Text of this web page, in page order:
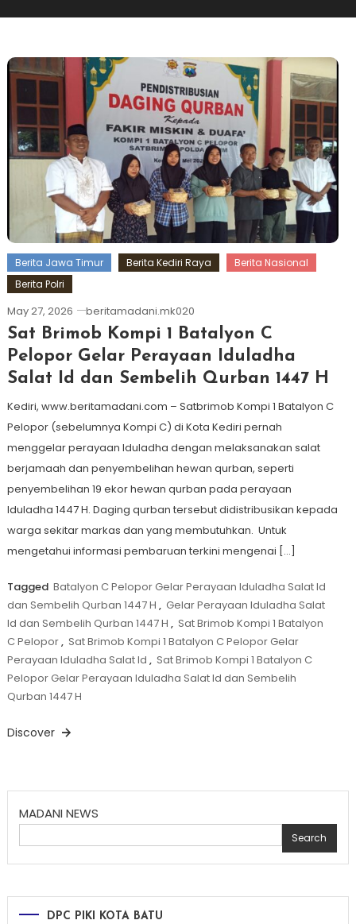
Berita Jawa Timur Berita Kediri Raya
Berita Nasional
Berita Polri
May 27, 2026 beritamadani.mk020
Sat Brimob Kompi 1 Batalyon C
Pelopor Gelar Perayaan Iduladha
Salat Id dan Sembelih Qurban 1447 H
Kediri, www.beritamadani.com – Satbrimob Kompi 1 Batalyon C
Pelopor (sebelumnya Kompi C) di Kota Kediri pernah
menggelar perayaan Iduladha dengan melaksanakan salat
berjamaah dan penyembelihan hewan qurban, seperti
penyembelihan 19 ekor hewan qurban pada perayaan
Iduladha 1447 H. Daging qurban tersebut didistribusikan kepada
warga sekitar markas dan yang membutuhkan. Untuk
mengetahui informasi pembaruan terkini mengenai […]
Tagged Batalyon C Pelopor Gelar Perayaan Iduladha Salat Id
dan Sembelih Qurban 1447 H , Gelar Perayaan Iduladha Salat
Id dan Sembelih Qurban 1447 H , Sat Brimob Kompi 1 Batalyon
C Pelopor, Sat Brimob Kompi 1 Batalyon C Pelopor Gelar
Perayaan Iduladha Salat Id , Sat Brimob Kompi 1 Batalyon C
Pelopor Gelar Perayaan Iduladha Salat Id dan Sembelih
Qurban 1447 H
Discover
MADANI NEWS
Search
DPC PIKI KOTA BATU